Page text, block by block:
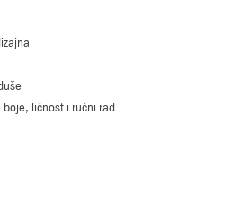
ličnost i ručni rad